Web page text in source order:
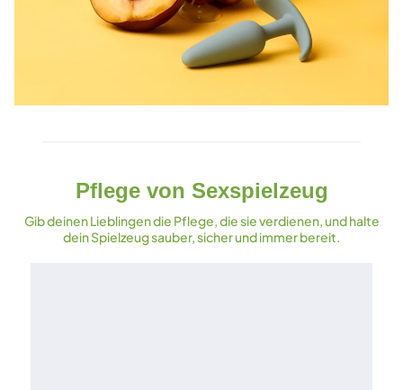
Pflege von Sexspielzeug
Gib deinen Lieblingen die Pflege, die sie verdienen, und halte
dein Spielzeug sauber, sicher und immer bereit.